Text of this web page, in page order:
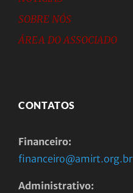
SOBRE NÓS
ÁREA DO ASSOCIADO
CONTATOS
Financeiro:
financeiro@amirt.org.br
Administrativo: